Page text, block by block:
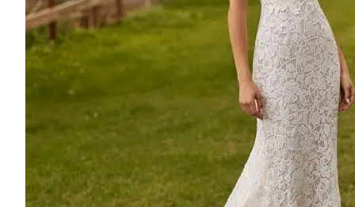
Square Neckline
Strapless
Sweetheart Neckline
Recherche de produits